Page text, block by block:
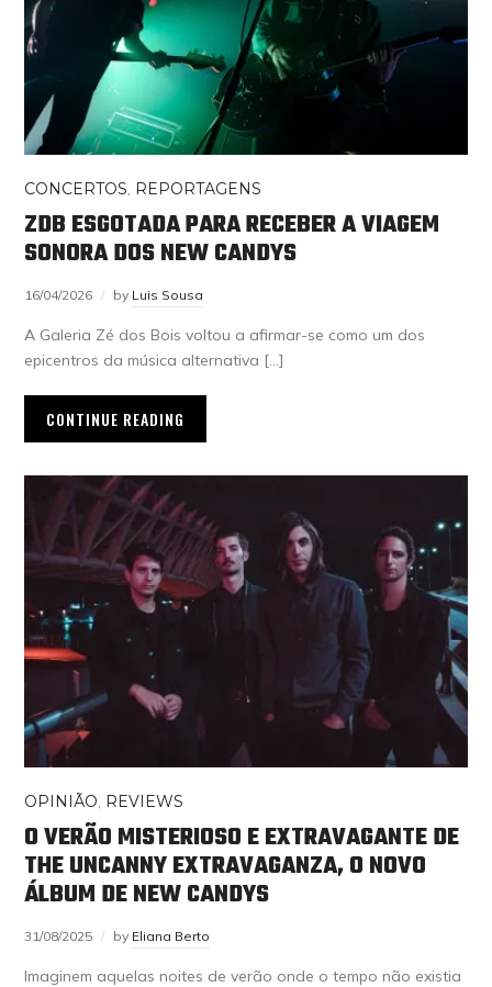
CONCERTOS, REPORTAGENS
ZDB ESGOTADA PARA RECEBER A VIAGEM
SONORA DOS NEW CANDYS
16/04/2026 by Luis Sousa
A Galeria Zé dos Bois voltou a afirmar-se como um dos
epicentros da música alternativa […]
CONTINUE READING
OPINIÃO REVIEWS
O VERÃO MISTERIOSO E EXTRAVAGANTE DE
THE UNCANNY EXTRAVAGANZA, O NOVO
ÁLBUM DE NEW CANDYS
31/08/2025 by Eliana Berto
Imaginem aquelas noites de verão onde o tempo não existia